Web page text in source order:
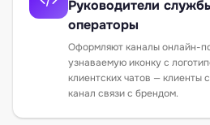
Руководители
операторы
Оформляют каналы онлайн-
узнаваемую иконку с
клиентских чатов — клиенты
канал связи с брендом.